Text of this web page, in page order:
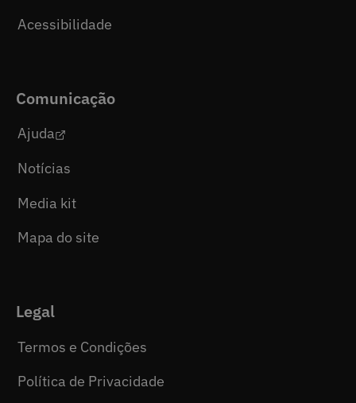
Acessibilidade
Comunicação
Ajuda
Notícias
Media kit
Mapa do site
Legal
Termos e Condições
Política de Privacidade